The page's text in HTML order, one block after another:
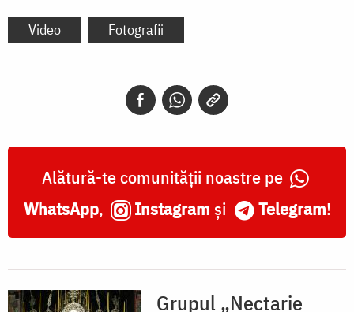
Video Fotografii
Alătură-te comunității noastre pe
WhatsApp, Instagram și Telegram!
Grupul „Nectarie